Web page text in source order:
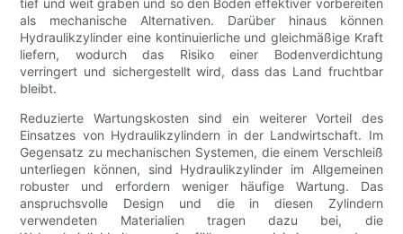
tief und weit graben und so den Boden effektiver vorbereiten
als mechanische Alternativen. Darüber hinaus können
Hydraulikzylinder eine kontinuierliche und gleichmäßige Kraft
liefern, wodurch das Risiko einer Bodenverdichtung
verringert und sichergestellt wird, dass das Land fruchtbar
bleibt.
Reduzierte Wartungskosten sind ein weiterer Vorteil des
Einsatzes von Hydraulikzylindern in der Landwirtschaft. Im
Gegensatz zu mechanischen Systemen, die einem Verschleiß
unterliegen können, sind Hydraulikzylinder im Allgemeinen
robuster und erfordern weniger häufige Wartung. Das
anspruchsvolle Design und die in diesen Zylindern
verwendeten Materialien tragen dazu bei, die